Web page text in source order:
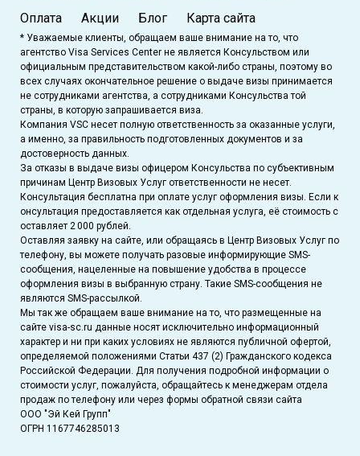
Оплата
Акции Блог Карта сайта
* Уважаемые клиенты, обращаем ваше внимание на то, что
агентство Visa Services Center не является Консульством или
официальным представительством какой-либо страны, поэтому во
всех случаях окончательное решение о выдаче визы принимается
не сотрудниками агентства, а сотрудниками Консульства той
страны, в которую запрашивается виза.
Компания VSC несет полную ответственность за оказанные услуги,
а именно, за правильность подготовленных документов и за
достоверность данных.
За отказы в выдаче визы офицером Консульства по субъективным
причинам Центр Визовых Услуг ответственности не несет.
Консультация бесплатна при оплате услуг оформления визы. Если к
онсультация предоставляется как отдельная услуга, её стоимость с
оставляет 2 000 рублей.
Оставляя заявку на сайте, или обращаясь в Центр Визовых Услуг по
телефону, вы можете получать разовые информирующие SMS-
сообщения, нацеленные на повышение удобства в процессе
оформления визы в выбранную страну. Такие SMS-сообщения не
являются SMS-рассылкой.
Мы так же обращаем ваше внимание на то, что размещенные на
сайте visa-sc.ru данные носят исключительно информационный
характер и ни при каких условиях не являются публичной офертой,
определяемой положениями Статьи 437 (2) Гражданского кодекса
Российской Федерации. Для получения подробной информации о
стоимости услуг, пожалуйста, обращайтесь к менеджерам отдела
продаж по телефону или через формы обратной связи сайта
ООО "Эй Кей Групп"
ОГРН 1167746285013